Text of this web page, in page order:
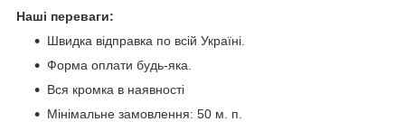
Наші переваги:
Швидка відправка по всій Україні.
Форма оплати будь-яка.
Вся кромка в наявності
Мінімальне замовлення: 50 м. п.